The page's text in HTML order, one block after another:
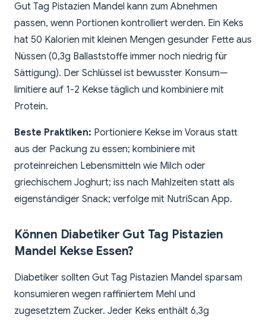
Gut Tag Pistazien Mandel kann zum Abnehmen
passen, wenn Portionen kontrolliert werden. Ein Keks
hat 50 Kalorien mit kleinen Mengen gesunder Fette aus
Nüssen (0,3g Ballaststoffe immer noch niedrig für
Sättigung). Der Schlüssel ist bewusster Konsum—
limitiere auf 1-2 Kekse täglich und kombiniere mit
Protein.
Beste Praktiken: Portioniere Kekse im Voraus statt
aus der Packung zu essen; kombiniere mit
proteinreichen Lebensmitteln wie Milch oder
griechischem Joghurt; iss nach Mahlzeiten statt als
eigenständiger Snack; verfolge mit NutriScan App.
Können Diabetiker Gut Tag Pistazien
Mandel Kekse Essen?
Diabetiker sollten Gut Tag Pistazien Mandel sparsam
konsumieren wegen raffiniertem Mehl und
zugesetztem Zucker. Jeder Keks enthält 6,3g